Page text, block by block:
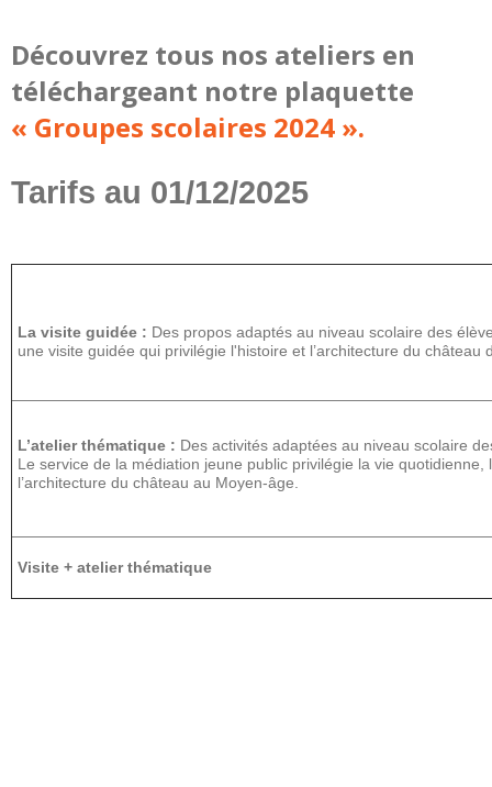
Découvrez tous nos ateliers en
téléchargeant notre plaquette
« Groupes scolaires 2024 ».
Tarifs au 01/12/2025
La visite guidée : Des propos adaptés au niveau scolaire des
une visite guidée qui privilégie l'histoire et l’architecture du
L’atelier thématique : Des activités adaptées au niveau scolaire
Le service de la médiation jeune public privilégie la vie quotidienne,
l’architecture du château au Moyen-âge.
Visite + atelier thématique